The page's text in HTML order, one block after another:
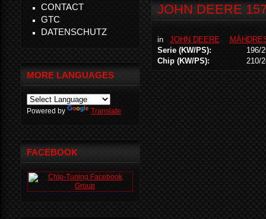
JOHN DEERE
in JOHN DEERE
Serie (KW/PS):
196/
Chip (KW/PS):
210/
CONTACT
GTC
DATENSCHUTZ
MORE LANGUAGES
Powered by Translate
FACEBOOK